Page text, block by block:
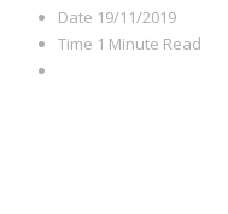
Date 19/11/2019
Time 1 Minute Read